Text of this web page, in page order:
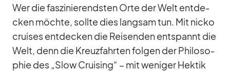
Wer die fas­zi­nie­rends­ten Orte der Welt ent­de­
cken möchte, sollte dies lang­sam tun. Mit nicko
crui­ses ent­de­cken die Rei­sen­den ent­spannt die
Welt, denn die Kreuz­fahr­ten fol­gen der Phi­lo­so­
phie des „Slow Crui­sing“ – mit we­ni­ger Hek­tik